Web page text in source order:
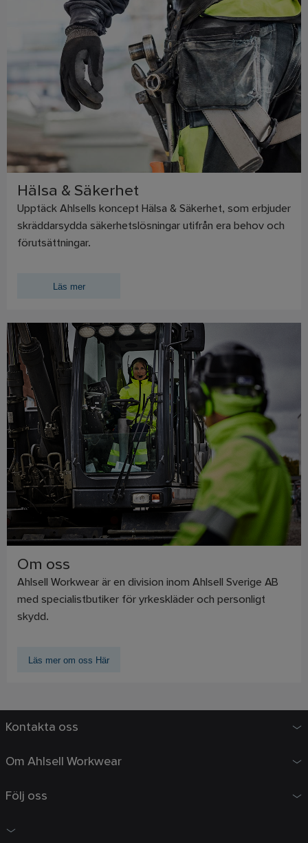
Hälsa & Säkerhet
Upptäck Ahlsells koncept Hälsa & Säkerhet, som erbjuder
skräddarsydda säkerhetslösningar utifrån era behov och
förutsättningar.
Läs mer
Om oss
Ahlsell Workwear är en division inom Ahlsell Sverige AB
med specialistbutiker för yrkeskläder och personligt
skydd.
Läs mer om oss Här
Kontakta oss
Om Ahlsell Workwear
Följ oss